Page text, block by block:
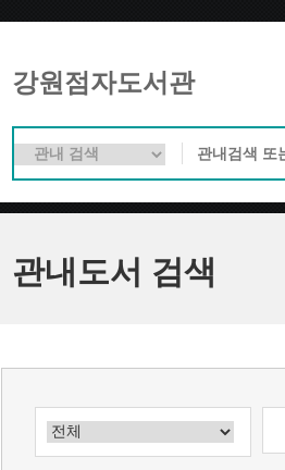
강원점자도서관
관내도서 검색